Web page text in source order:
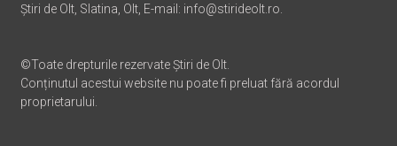
Știri de Olt, Slatina, Olt, E-mail: info@stirideolt.ro.
©Toate drepturile rezervate Știri de Olt.
Conținutul acestui website nu poate fi preluat fără acordul
proprietarului.